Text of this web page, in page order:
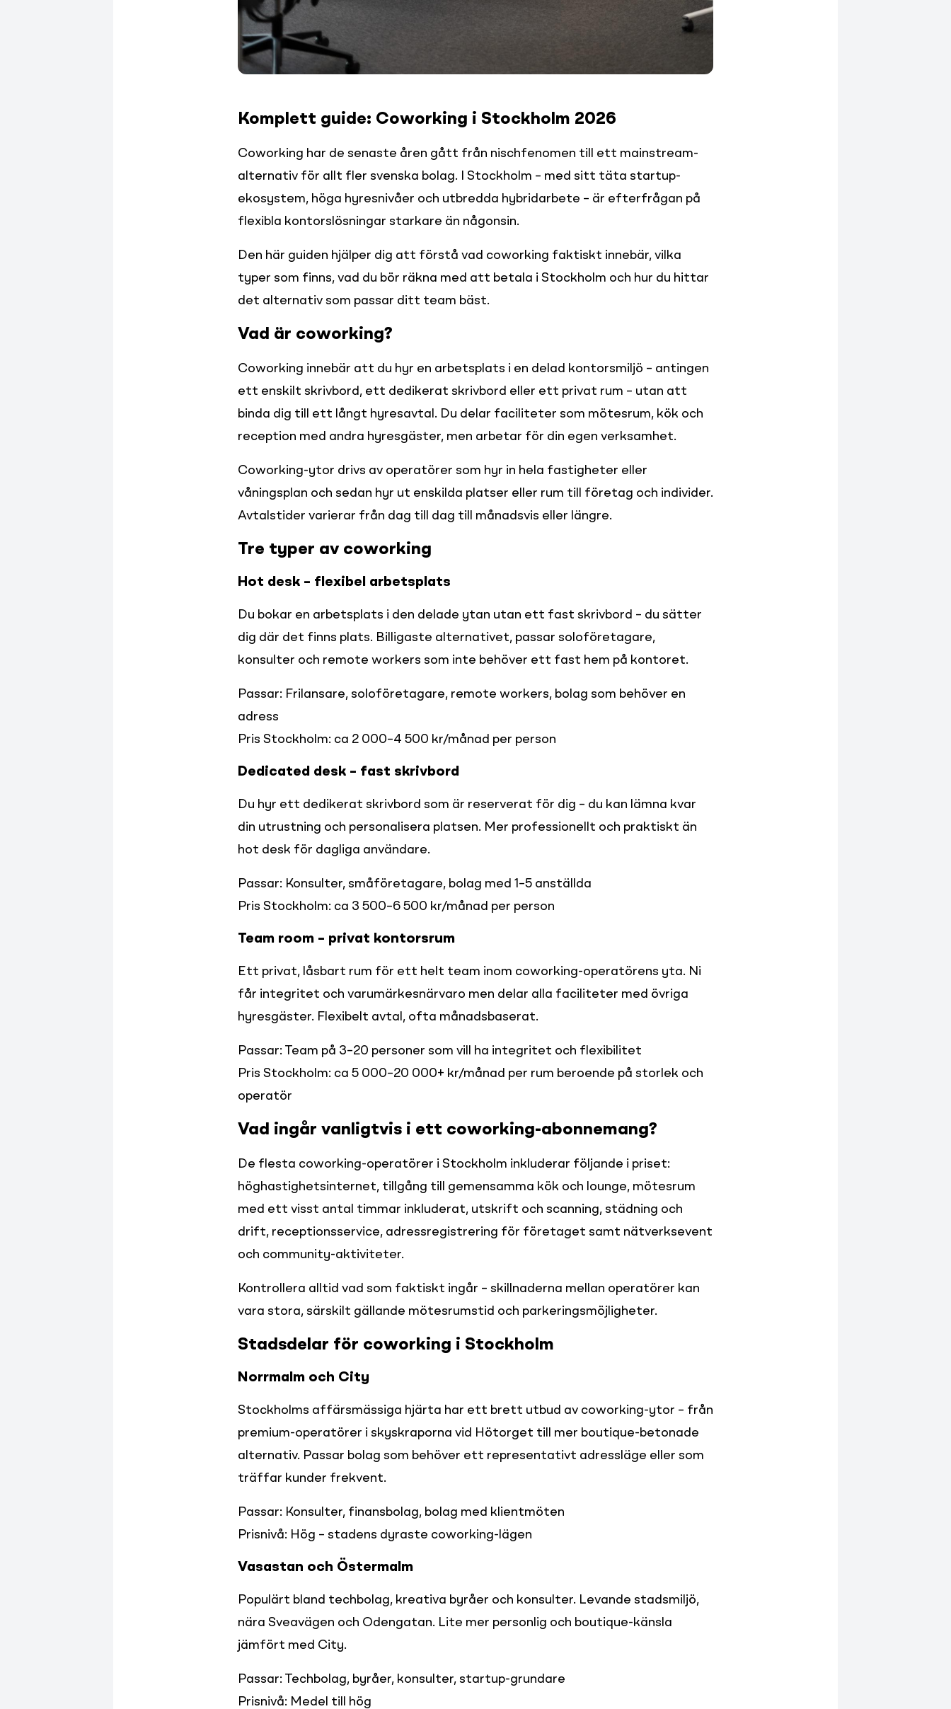
Komplett guide: Coworking i Stockholm 2026
Coworking har de senaste åren gått från nischfenomen till ett mainstream-
alternativ för allt fler svenska bolag. I Stockholm – med sitt täta startup-
ekosystem, höga hyresnivåer och utbredda hybridarbete – är efterfrågan på
flexibla kontorslösningar starkare än någonsin.
Den här guiden hjälper dig att förstå vad coworking faktiskt innebär, vilka
typer som finns, vad du bör räkna med att betala i Stockholm och hur du hittar
det alternativ som passar ditt team bäst.
Vad är coworking?
Coworking innebär att du hyr en arbetsplats i en delad kontorsmiljö – antingen
ett enskilt skrivbord, ett dedikerat skrivbord eller ett privat rum – utan att
binda dig till ett långt hyresavtal. Du delar faciliteter som mötesrum, kök och
reception med andra hyresgäster, men arbetar för din egen verksamhet.
Coworking-ytor drivs av operatörer som hyr in hela fastigheter eller
våningsplan och sedan hyr ut enskilda platser eller rum till företag och individer.
Avtalstider varierar från dag till dag till månadsvis eller längre.
Tre typer av coworking
Hot desk – flexibel arbetsplats
Du bokar en arbetsplats i den delade ytan utan ett fast skrivbord – du sätter
dig där det finns plats. Billigaste alternativet, passar soloföretagare,
konsulter och remote workers som inte behöver ett fast hem på kontoret.
Passar: Frilansare, soloföretagare, remote workers, bolag som behöver en
adress
Pris Stockholm: ca 2 000–4 500 kr/månad per person
Dedicated desk – fast skrivbord
Du hyr ett dedikerat skrivbord som är reserverat för dig – du kan lämna kvar
din utrustning och personalisera platsen. Mer professionellt och praktiskt än
hot desk för dagliga användare.
Passar: Konsulter, småföretagare, bolag med 1–5 anställda
Pris Stockholm: ca 3 500–6 500 kr/månad per person
Team room – privat kontorsrum
Ett privat, låsbart rum för ett helt team inom coworking-operatörens yta. Ni
får integritet och varumärkesnärvaro men delar alla faciliteter med övriga
hyresgäster. Flexibelt avtal, ofta månadsbaserat.
Passar: Team på 3–20 personer som vill ha integritet och flexibilitet
Pris Stockholm: ca 5 000–20 000+ kr/månad per rum beroende på storlek och
operatör
Vad ingår vanligtvis i ett coworking-abonnemang?
De flesta coworking-operatörer i Stockholm inkluderar följande i priset:
höghastighetsinternet, tillgång till gemensamma kök och lounge, mötesrum
med ett visst antal timmar inkluderat, utskrift och scanning, städning och
drift, receptionsservice, adressregistrering för företaget samt nätverksevent
och community-aktiviteter.
Kontrollera alltid vad som faktiskt ingår – skillnaderna mellan operatörer kan
vara stora, särskilt gällande mötesrumstid och parkeringsmöjligheter.
Stadsdelar för coworking i Stockholm
Norrmalm och City
Stockholms affärsmässiga hjärta har ett brett utbud av coworking-ytor – från
premium-operatörer i skyskraporna vid Hötorget till mer boutique-betonade
alternativ. Passar bolag som behöver ett representativt adressläge eller som
träffar kunder frekvent.
Passar: Konsulter, finansbolag, bolag med klientmöten
Prisnivå: Hög – stadens dyraste coworking-lägen
Vasastan och Östermalm
Populärt bland techbolag, kreativa byråer och konsulter. Levande stadsmiljö,
nära Sveavägen och Odengatan. Lite mer personlig och boutique-känsla
jämfört med City.
Passar: Techbolag, byråer, konsulter, startup-grundare
Prisnivå: Medel till hög